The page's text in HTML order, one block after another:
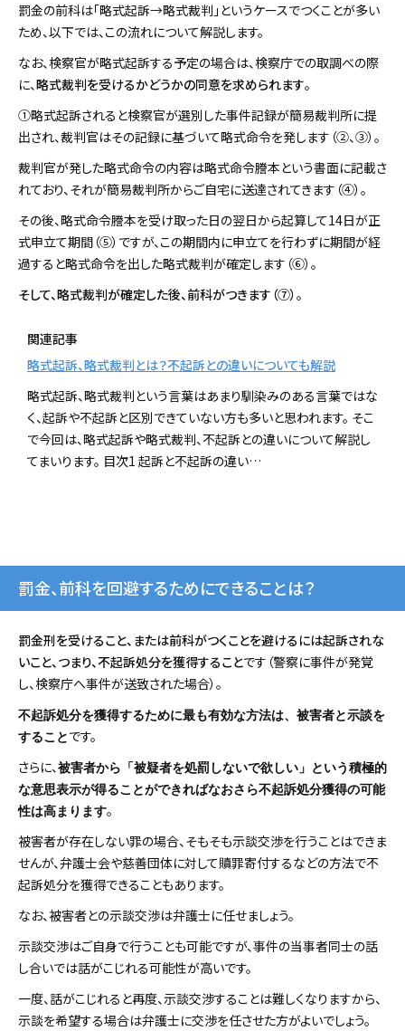
罰金の前科は「略式起訴→略式裁判」というケースでつくことが多い
ため、以下では、この流れについて解説します。
なお、検察官が略式起訴する予定の場合は、検察庁での取調べの際
に、略式裁判を受けるかどうかの同意を求められます。
①略式起訴されると検察官が選別した事件記録が簡易裁判所に提
出され、裁判官はその記録に基づいて略式命令を発します（②、③）。
裁判官が発した略式命令の内容は略式命令謄本という書面に記載さ
れており、それが簡易裁判所からご自宅に送達されてきます（④）。
その後、略式命令謄本を受け取った日の翌日から起算して14日が正
式申立て期間（⑤）ですが、この期間内に申立てを行わずに期間が経
過すると略式命令を出した略式裁判が確定します（⑥）。
そして、略式裁判が確定した後、前科がつきます（⑦）。
関連記事
略式起訴、略式裁判とは？不起訴との違いについても解説
略式起訴、略式裁判という言葉はあまり馴染みのある言葉ではな
く、起訴や不起訴と区別できていない方も多いと思われます。 そこ
で今回は、略式起訴や略式裁判、不起訴との違いについて解説し
てまいります。 目次1 起訴と不起訴の違い…
罰金、前科を回避するためにできることは？
罰金刑を受けること、または前科がつくことを避けるには起訴されな
いこと、つまり、不起訴処分を獲得することです（警察に事件が発覚
し、検察庁へ事件が送致された場合）。
不起訴処分を獲得するために最も有効な方法は、被害者と示談を
すること です。
さらに、被害者から「被疑者を処罰しないで欲しい」という積極的
な意思表示が得ることができればなおさら不起訴処分獲得の可能
性は高まります。
被害者が存在しない罪の場合、そもそも示談交渉を行うことはできま
せんが、弁護士会や慈善団体に対して贖罪寄付するなどの方法で不
起訴処分を獲得できることもあります。
なお、被害者との示談交渉は弁護士に任せましょう。
示談交渉はご自身で行うことも可能ですが、事件の当事者同士の話
し合いでは話がこじれる可能性が高いです。
一度、話がこじれると再度、示談交渉することは難しくなりますから、
示談を希望する場合は弁護士に交渉を任させた方がよいでしょう。